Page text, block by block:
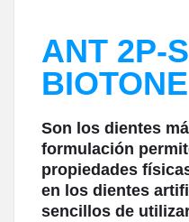
ANT 2P-
BIOTONE
Son los dientes
formulación
propiedades
en los dientes
sencillos de